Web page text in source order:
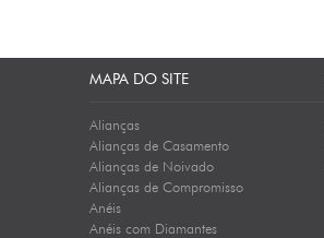
MAPA DO SITE
Alianças
Alianças de Casamento
Alianças de Noivado
Alianças de Compromisso
Anéis
Anéis com Diamantes